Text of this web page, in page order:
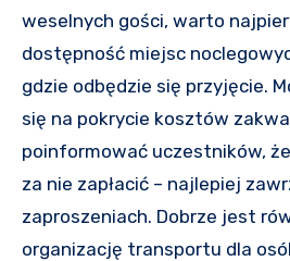
weselnych gości, warto
dostępność miejsc
gdzie odbędzie się przyjęcie.
się na pokrycie kosztów
poinformować uczestników,
za nie zapłacić – najlepiej
zaproszeniach. Dobrze jest
organizację transportu dla